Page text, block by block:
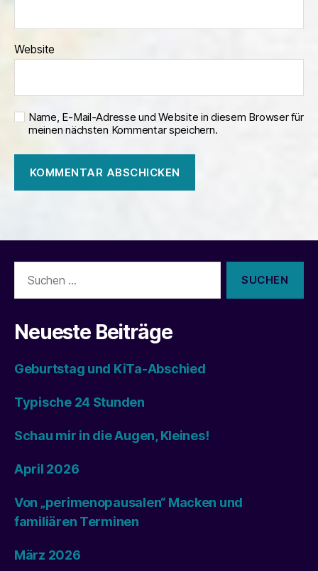
Website
Name, E-Mail-Adresse und Website in diesem Browser für
meinen nächsten Kommentar speichern.
nach:
Neueste Beiträge
Geburtstag und KiTa-Abschied
Typische 24 Stunden
Schau mir in die Augen, Kleines!
April 2026
Von „perimenopausalen“ Macken und
familiären Terminen
März 2026